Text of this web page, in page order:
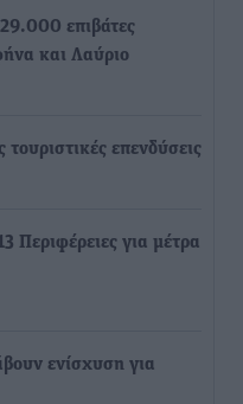
επιβάτες
και Λαύριο
τουριστικές επενδύσεις
Περιφέρειες για μέτρα
ενίσχυση για